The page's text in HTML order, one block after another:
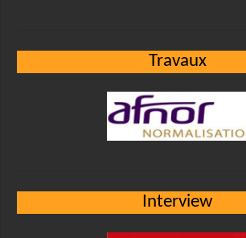
Travaux
Interview